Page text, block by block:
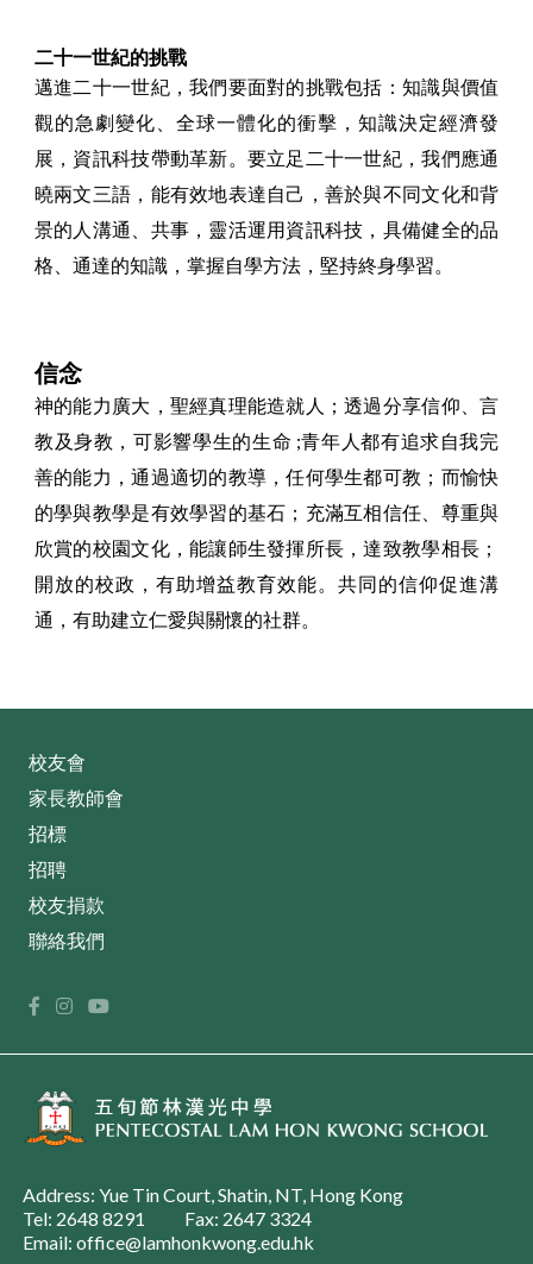
二十一世紀的挑戰
邁進二十一世紀，我們要面對的挑戰包括：知識與價值
觀的急劇變化、全球一體化的衝擊，知識決定經濟發
展，資訊科技帶動革新。要立足二十一世紀，我們應通
曉兩文三語，能有效地表達自己，善於與不同文化和背
景的人溝通、共事，靈活運用資訊科技，具備健全的品
格、通達的知識，掌握自學方法，堅持終身學習。
信念
神的能力廣大，聖經真理能造就人；透過分享信仰、言
教及身教，可影響學生的生命 ;青年人都有追求自我完
善的能力，通過適切的教導，任何學生都可教；而愉快
的學與教學是有效學習的基石；充滿互相信任、尊重與
欣賞的校園文化，能讓師生發揮所長，達致教學相長；
開放的校政，有助增益教育效能。共同的信仰促進溝
通，有助建立仁愛與關懷的社群。
校友會
家長教師會
招標
招聘
校友捐款
聯絡我們
Address: Yue Tin Court, Shatin, NT, Hong Kong
Tel: 2648 8291
Fax: 2647 3324
Email: office@lamhonkwong.edu.hk